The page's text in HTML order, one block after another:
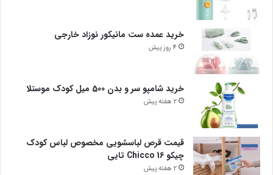
خرید عمده ست مانیکور نوزاد خارجی
4 روز پیش
خرید شامپو سر و بدن 500 میل کودک موستلا
2 هفته پیش
قیمت قرص لباسشویی مخصوص لباس کودک
چیکو Chicco 16 تایی
2 هفته پیش